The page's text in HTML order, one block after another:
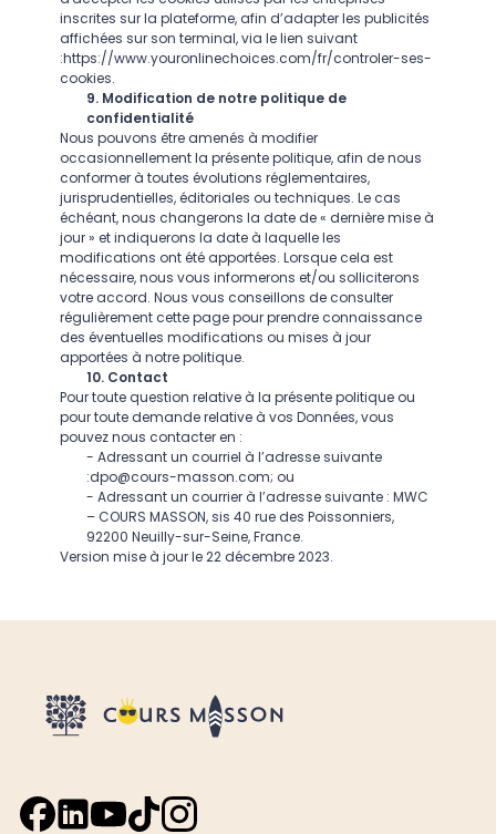
inscrites sur la plateforme, afin d’adapter les publicités
affichées sur son terminal, via le lien suivant
:https://www.youronlinechoices.com/fr/controler-ses-
cookies.
9. Modification de notre politique de
confidentialité
Nous pouvons être amenés à modifier
occasionnellement la présente politique, afin de nous
conformer à toutes évolutions réglementaires,
jurisprudentielles, éditoriales ou techniques. Le cas
échéant, nous changerons la date de « dernière mise à
jour » et indiquerons la date à laquelle les
modifications ont été apportées. Lorsque cela est
nécessaire, nous vous informerons et/ou solliciterons
votre accord. Nous vous conseillons de consulter
régulièrement cette page pour prendre connaissance
des éventuelles modifications ou mises à jour
apportées à notre politique.
10. Contact
Pour toute question relative à la présente politique ou
pour toute demande relative à vos Données, vous
pouvez nous contacter en :
- Adressant un courriel à l’adresse suivante
:dpo@cours-masson.com; ou
- Adressant un courrier à l’adresse suivante : MWC
– COURS MASSON, sis 40 rue des Poissonniers,
92200 Neuilly-sur-Seine, France.
Version mise à jour le 22 décembre 2023.